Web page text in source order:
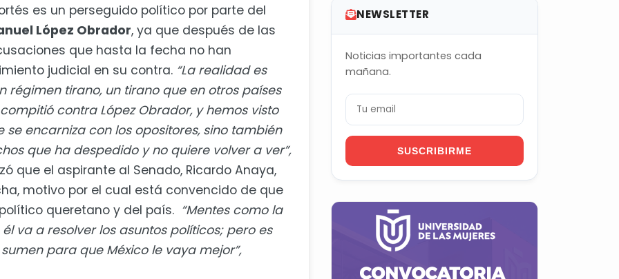
és es un perseguido político por parte del
López Obrador, ya que después de las
que hasta la fecha no han
judicial en su contra. “La realidad es
régimen tirano, un tirano que en otros países
ó contra López Obrador, y hemos visto
encarniza con los opositores, sino también
que ha despedido y no quiere volver a ver”,
ó que el aspirante al Senado, Ricardo Anaya,
motivo por el cual está convencido de que
ítico queretano y del país. “Mentes como la
él va a resolver los asuntos políticos; pero es
para que México le vaya mejor”,
NEWSLETTER
Noticias importantes cada
mañana.
SUSCRIBIRME